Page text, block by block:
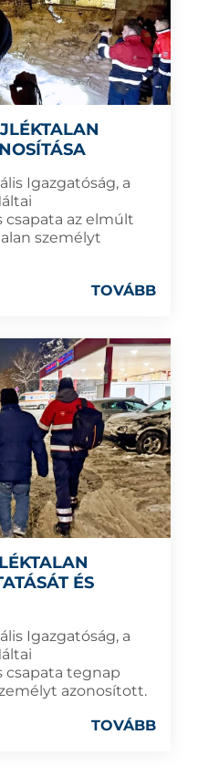
Igazgatóság, a
csapata az elmúlt
személyt
TOVÁBB
ÉS
Igazgatóság, a
csapata tegnap
azonosított.
TOVÁBB